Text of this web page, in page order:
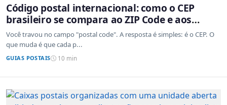
Código postal internacional: como o CEP
brasileiro se compara ao ZIP Code e aos
sistemas de outros países
Você travou no campo "postal code". A resposta é simples: é o CEP. O
que muda é que cada p...
GUIAS POSTAIS 10 min